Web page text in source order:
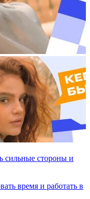
сильные стороны и
время и работать в